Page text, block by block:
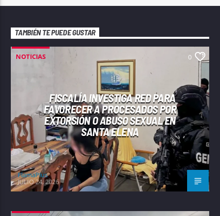
TAMBIÉN TE PUEDE GUSTAR
NOTICIAS 0
FISCALÍA INVESTIGA RED PARA
FAVORECER A PROCESADOS POR
EXTORSIÓN O ABUSO SEXUAL EN
SANTA ELENA
FlamaPlus
JULIO 24, 2026